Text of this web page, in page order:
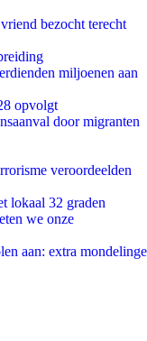
bezocht terecht
miljoenen aan
opvolgt
door migranten
veroordeelden
lokaal 32 graden
we onze
aan: extra mondelinge